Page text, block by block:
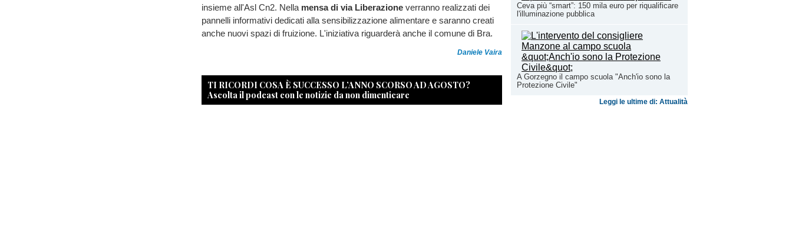
Ceva più “smart”: 150 mila euro per riqualificare
l'illuminazione pubblica
A Gorzegno il campo scuola "Anch'io sono la
Protezione Civile"
Leggi le ultime di: Attualità
insieme all'Asl Cn2. Nella mensa di via Liberazione verranno realizzati dei
pannelli informativi dedicati alla sensibilizzazione alimentare e saranno creati
anche nuovi spazi di fruizione. L'iniziativa riguarderà anche il comune di Bra.
Daniele Vaira
TI RICORDI COSA È SUCCESSO L’ANNO SCORSO AD AGOSTO?
Ascolta il podcast con le notizie da non dimenticare